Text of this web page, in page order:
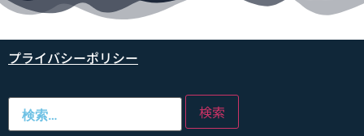
プライバシーポリシー